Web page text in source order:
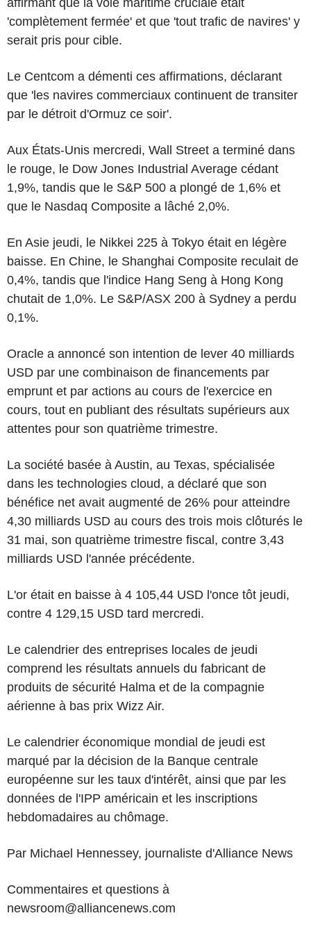
'complètement fermée' et que 'tout trafic de navires' y
serait pris pour cible.
Le Centcom a démenti ces affirmations, déclarant
que 'les navires commerciaux continuent de transiter
par le détroit d'Ormuz ce soir'.
Aux États-Unis mercredi, Wall Street a terminé dans
le rouge, le Dow Jones Industrial Average cédant
1,9%, tandis que le S&P 500 a plongé de 1,6% et
que le Nasdaq Composite a lâché 2,0%.
En Asie jeudi, le Nikkei 225 à Tokyo était en légère
baisse. En Chine, le Shanghai Composite reculait de
0,4%, tandis que l'indice Hang Seng à Hong Kong
chutait de 1,0%. Le S&P/ASX 200 à Sydney a perdu
0,1%.
Oracle a annoncé son intention de lever 40 milliards
USD par une combinaison de financements par
emprunt et par actions au cours de l'exercice en
cours, tout en publiant des résultats supérieurs aux
attentes pour son quatrième trimestre.
La société basée à Austin, au Texas, spécialisée
dans les technologies cloud, a déclaré que son
bénéfice net avait augmenté de 26% pour atteindre
4,30 milliards USD au cours des trois mois clôturés le
31 mai, son quatrième trimestre fiscal, contre 3,43
milliards USD l'année précédente.
L'or était en baisse à 4 105,44 USD l'once tôt jeudi,
contre 4 129,15 USD tard mercredi.
Le calendrier des entreprises locales de jeudi
comprend les résultats annuels du fabricant de
produits de sécurité Halma et de la compagnie
aérienne à bas prix Wizz Air.
Le calendrier économique mondial de jeudi est
marqué par la décision de la Banque centrale
européenne sur les taux d'intérêt, ainsi que par les
données de l'IPP américain et les inscriptions
hebdomadaires au chômage.
Par Michael Hennessey, journaliste d'Alliance News
Commentaires et questions à
newsroom@alliancenews.com